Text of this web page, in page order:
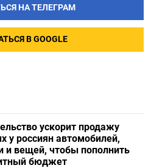
НА ТЕЛЕГРАМ
В GOOGLE
ускорит продажу
у россиян автомобилей,
и вещей, чтобы пополнить
бюджет